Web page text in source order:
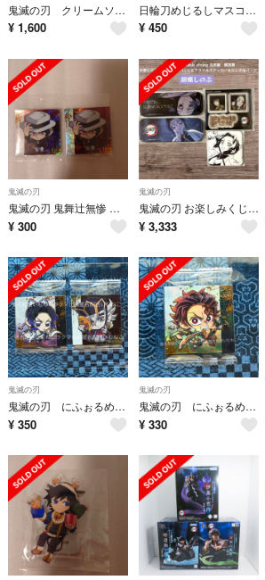
鬼滅の刃 クリームソーダパーラー 時透無一郎 アクスタ
¥ 1,600
日輪刀めじるしマスコット 冨岡義勇
¥ 450
鬼滅の刃
鬼滅の刃 鬼舞辻無惨 ウエハース15 シール
¥ 300
鬼滅の刃
鬼滅の刃 お楽しみくじ 胡蝶しのぶ ロング スクエア缶バッジ アクリルステッカ
¥ 3,333
鬼滅の刃
鬼滅の刃 にふぉるめーしょん ディフォルメシール 15 胡蝶しのぶ 極レア 童磨 スーパーレア
¥ 350
鬼滅の刃
鬼滅の刃 にふぉるめーしょん ディフォルメシール 15 竈門炭治郎 極レア
¥ 330